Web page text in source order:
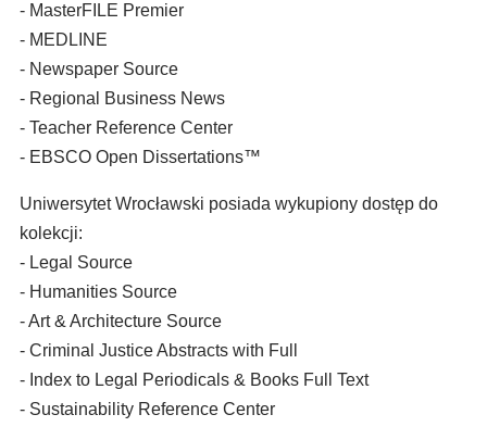
- MasterFILE Premier
- MEDLINE
- Newspaper Source
- Regional Business News
- Teacher Reference Center
- EBSCO Open Dissertations™
Uniwersytet Wrocławski posiada wykupiony dostęp do
kolekcji:
- Legal Source
- Humanities Source
- Art & Architecture Source
- Criminal Justice Abstracts with Full
- Index to Legal Periodicals & Books Full Text
- Sustainability Reference Center